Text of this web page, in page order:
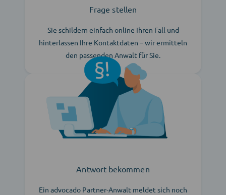
Frage stellen
Sie schildern einfach online Ihren Fall und
hinterlassen Ihre Kontaktdaten – wir ermitteln
den passenden Anwalt für Sie.
Antwort bekommen
Ein advocado Partner-Anwalt meldet sich noch